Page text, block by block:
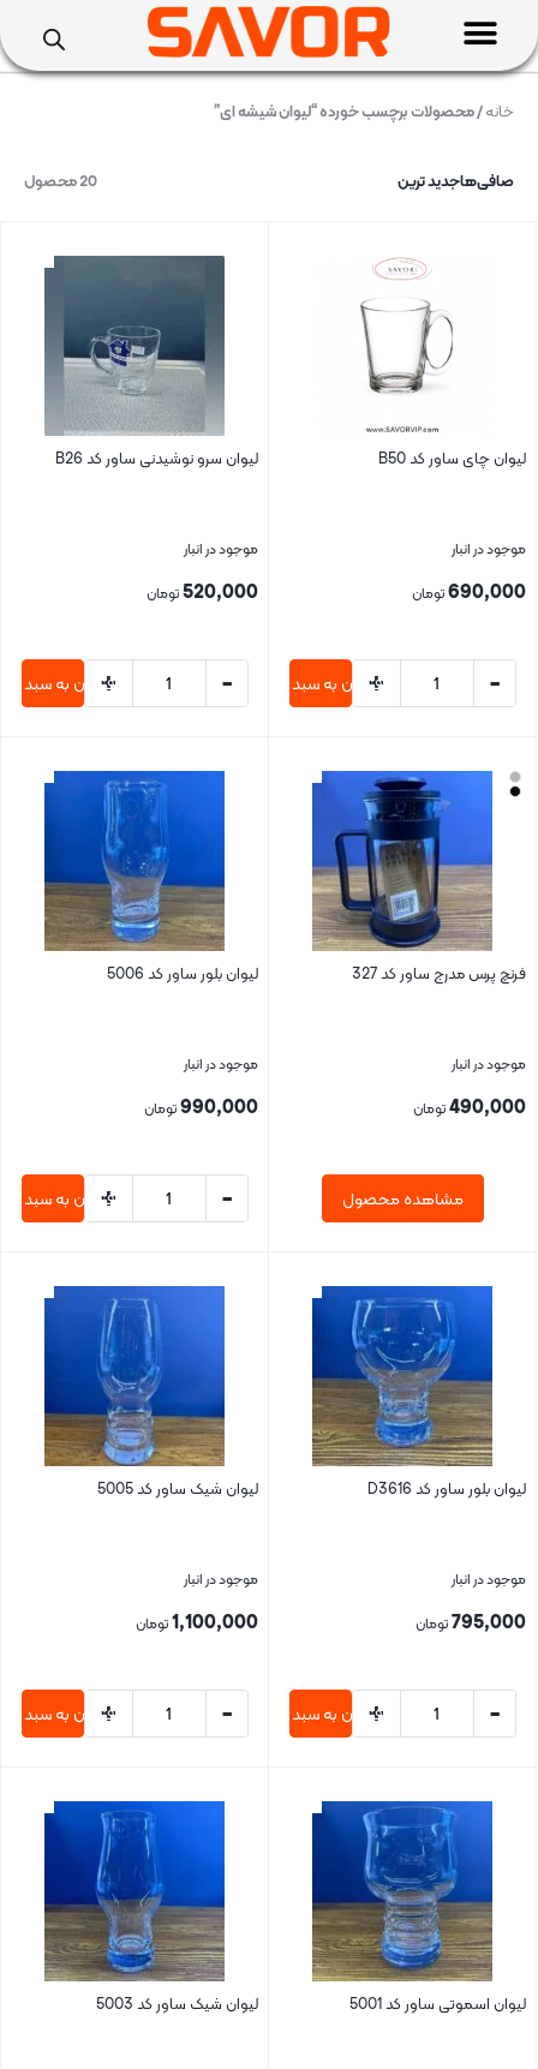
خانه/ محصولات برچسب خورده “لیوان شیشه ای”
20 محصول صافی‌هاجدید ترین
لیوان چای ساور کد B50
موجود در انبار
690,000تومان
-
+
افزودن به سبد خرید
لیوان سرو نوشیدنی ساور کد B26
موجود در انبار
520,000تومان
-
+
افزودن به سبد
فرنچ پرس مدرج ساور کد 327
موجود در انبار
490,000تومان
مشاهده محصول
لیوان بلور ساور کد 5006
موجود در انبار
990,000تومان
-
+
افزودن به سبد
لیوان بلور ساور کد D3616
موجود در انبار
795,000تومان
-
+
افزودن به سبد خرید
لیوان شیک ساور کد 5005
موجود در انبار
1,100,000تومان
-
+
افزودن به سبد
لیوان اسموتی ساور کد 5001 لیوان شیک ساور کد 5003